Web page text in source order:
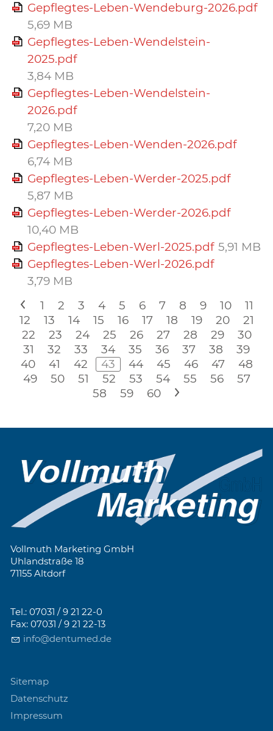
Gepflegtes-Leben-Wendeburg-2026.pdf
5,69 MB
Gepflegtes-Leben-Wendelstein-
2025.pdf
3,84 MB
Gepflegtes-Leben-Wendelstein-
2026.pdf
7,20 MB
Gepflegtes-Leben-Wenden-2026.pdf
6,74 MB
Gepflegtes-Leben-Werder-2025.pdf
5,87 MB
Gepflegtes-Leben-Werder-2026.pdf
10,40 MB
Gepflegtes-Leben-Werl-2025.pdf 5,91 MB
Gepflegtes-Leben-Werl-2026.pdf
3,79 MB
<
1 2 3 4 5 6 7 8 9 10
11
12
13 14 15 16 17 18 19 20
21
22
23 24 25 26 27 28 29
30
31
32 33 34 35 36 37 38
39
40
41 42 43 44 45 46 47
48
49
50 51 52 53 54 55 56
57
58
59 60 >
Vollmuth Marketing GmbH
Uhlandstraße 18
71155 Altdorf
Tel.: 07031 / 9 21 22-0
Fax: 07031 / 9 21 22-13
info@dentumed.de
Sitemap
Datenschutz
Impressum